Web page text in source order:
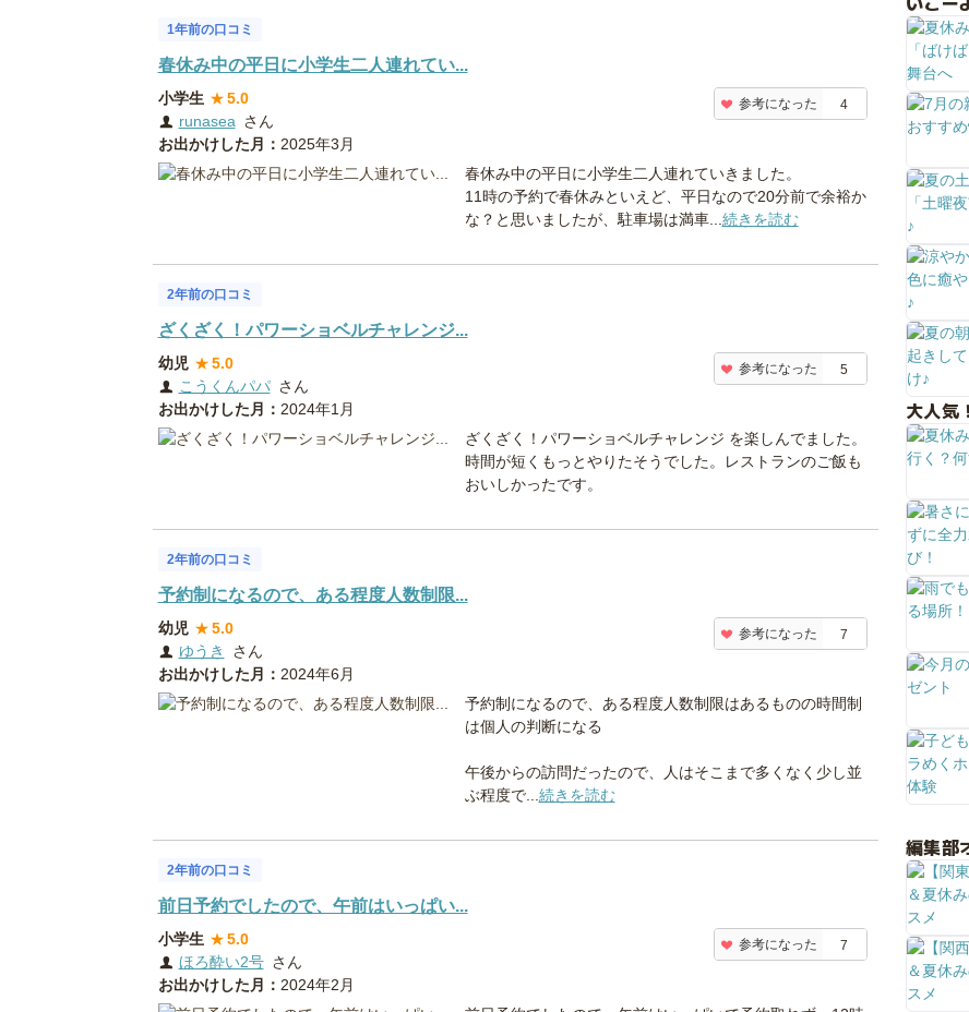
1年前の口コミ
春休み中の平日に小学生二人連れてい...
小学生 ★5.0
runasea さん
お出かけした月： 2025年3月
参考になった 4
春休み中の平日に小学生二人連れていきました。
11時の予約で春休みといえど、平日なので20分前で余裕か
な？と思いましたが、駐車場は満車... 続きを読む
2年前の口コミ
ざくざく！パワーショベルチャレンジ...
幼児 ★5.0
こうくんパパ さん
お出かけした月： 2024年1月
参考になった 5
ざくざく！パワーショベルチャレンジ を楽しんでました。
時間が短くもっとやりたそうでした。レストランのご飯も
おいしかったです。
2年前の口コミ
予約制になるので、ある程度人数制限...
幼児 ★5.0
ゆうき
さん
お出かけした月： 2024年6月
参考になった 7
予約制になるので、ある程度人数制限はあるものの時間制
は個人の判断になる
午後からの訪問だったので、人はそこまで多くなく少し並
ぶ程度で... 続きを読む
2年前の口コミ
前日予約でしたので、午前はいっぱい...
小学生 ★5.0
ほろ酔い2号 さん
お出かけした月： 2024年2月
参考になった 7
大人気
編集部